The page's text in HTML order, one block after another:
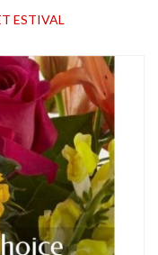
ESTIVAL